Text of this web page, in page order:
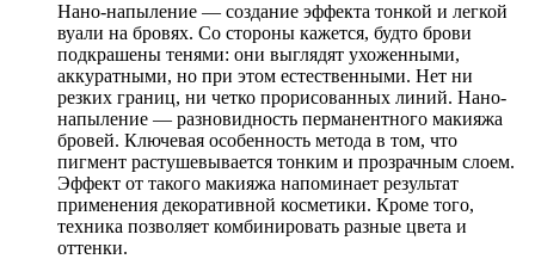
Нано-напыление — создание эффекта тонкой и легкой
вуали на бровях. Со стороны кажется, будто брови
подкрашены тенями: они выглядят ухоженными,
аккуратными, но при этом естественными. Нет ни
резких границ, ни четко прорисованных линий. Нано-
напыление — разновидность перманентного макияжа
бровей. Ключевая особенность метода в том, что
пигмент растушевывается тонким и прозрачным слоем.
Эффект от такого макияжа напоминает результат
применения декоративной косметики. Кроме того,
техника позволяет комбинировать разные цвета и
оттенки.